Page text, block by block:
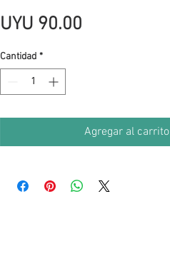
UYU 90.00
Cantidad *
Agregar al carrito